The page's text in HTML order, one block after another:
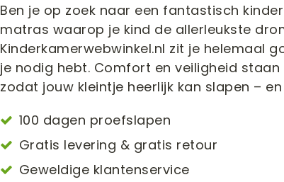
Ben je op zoek naar een fantastisch
matras waarop je kind de allerleukste
Kinderkamerwebwinkel.nl zit je helemaal
je nodig hebt. Comfort en veiligheid
zodat jouw kleintje heerlijk kan slapen –
100 dagen proefslapen
Gratis levering & gratis retour
Geweldige klantenservice